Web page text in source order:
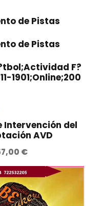
de Pistas
de Pistas
F?
1901;Online;200
Intervención del
AVD
€E
l
p
r
e